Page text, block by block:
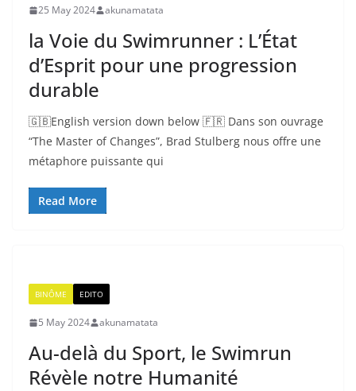
25 May 2024 akunamatata
la Voie du Swimrunner : L’État
d’Esprit pour une progression
durable
🇬🇧English version down below 🇫🇷 Dans son ouvrage
“The Master of Changes”, Brad Stulberg nous offre une
métaphore puissante qui
Read More
BINÔME EDITO
5 May 2024 akunamatata
Au-delà du Sport, le Swimrun
Révèle notre Humanité